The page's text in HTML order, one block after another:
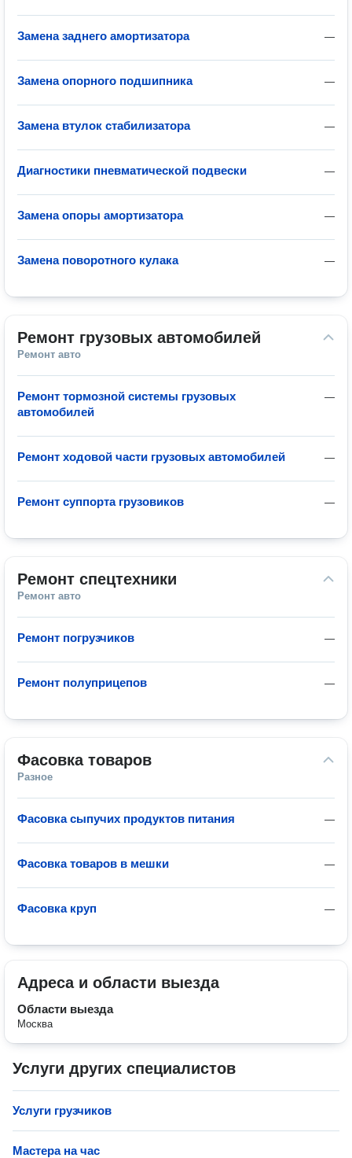
—
Замена заднего амортизатора
—
Замена опорного подшипника
—
Замена втулок стабилизатора
—
Диагностики пневматической подвески
—
Замена опоры амортизатора
—
Замена поворотного кулака
Ремонт грузовых автомобилей
Ремонт авто
—
Ремонт тормозной системы грузовых
автомобилей
—
Ремонт ходовой части грузовых автомобилей
—
Ремонт суппорта грузовиков
Ремонт спецтехники
Ремонт авто
—
Ремонт погрузчиков
—
Ремонт полуприцепов
Фасовка товаров
Разное
—
Фасовка сыпучих продуктов питания
—
Фасовка товаров в мешки
—
Фасовка круп
Адреса и области выезда
Области выезда
Москва
Услуги других специалистов
Услуги грузчиков
Мастера на час